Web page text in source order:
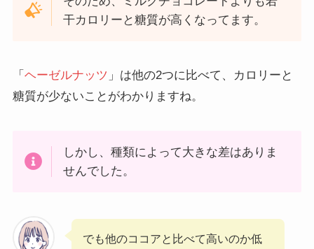
干カロリーと糖質が高くなってます。
「 ヘーゼルナッツ 」は他の2つに比べて、カロリーと
糖質が少ないことがわかりますね。
しかし、種類によって大きな差はありま
せんでした。
でも他のココアと比べて高いのか低